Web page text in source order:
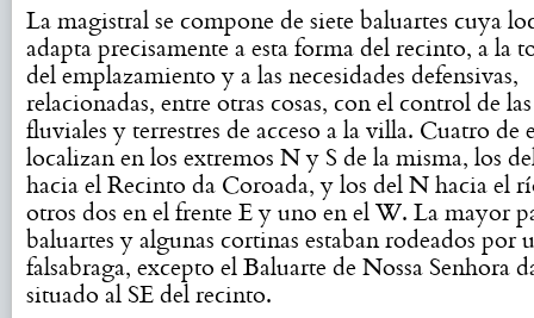
La magistral se compone de siete baluartes cuya
adapta precisamente a esta forma del recinto, a la
del emplazamiento y a las necesidades defensivas,
relacionadas, entre otras cosas, con el control de
fluviales y terrestres de acceso a la villa. Cuatro de
localizan en los extremos N y S de la misma, los
hacia el Recinto da Coroada, y los del N hacia el
otros dos en el frente E y uno en el W. La mayor
baluartes y algunas cortinas estaban rodeados por
falsabraga, excepto el Baluarte de Nossa Senhora
situado al SE del recinto.